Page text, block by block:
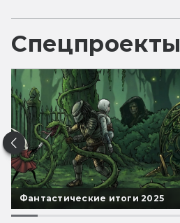
Спецпроекты
Фантастические итоги 2025